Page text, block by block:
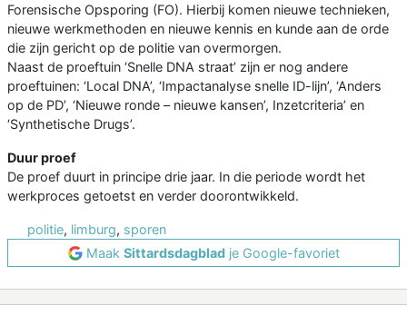
Forensische Opsporing (FO). Hierbij komen nieuwe technieken,
nieuwe werkmethoden en nieuwe kennis en kunde aan de orde
die zijn gericht op de politie van overmorgen.
Naast de proeftuin ‘Snelle DNA straat’ zijn er nog andere
proeftuinen: ‘Local DNA’, ‘Impactanalyse snelle ID-lijn’, ‘Anders
op de PD’, ‘Nieuwe ronde – nieuwe kansen’, Inzetcriteria’ en
‘Synthetische Drugs’.
Duur proef
De proef duurt in principe drie jaar. In die periode wordt het
werkproces getoetst en verder doorontwikkeld.
politie, limburg, sporen
Maak Sittardsdagbladje Google-favoriet